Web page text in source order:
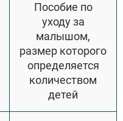
Пособие по
уходу за
малышом,
размер которого
определяется
количеством
детей